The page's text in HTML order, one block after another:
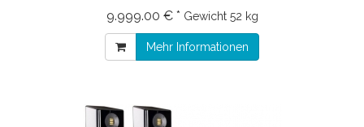
9.999.00 € * Gewicht 52 kg
Mehr Informationen